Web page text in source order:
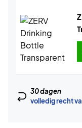
30 dagen
volledig recht